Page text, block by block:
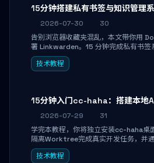
15分钟搭建私有书签与知识管理
2026-07-30
30
告别浏览器收藏夹混乱，本文带你用
署 Linkwarden。15 分钟完成私有书签
归档、高亮批注、分类管理与全文搜索
者打造个人知识库，资料统一归档，随
技术教程
15分钟入门cc-haha：搭建本地
2026-07-29
31
学完本教程，你将独立安装cc-haha桌
隔离Worktree完成真实开发任务，并
AI代码改写。告别终端黑盒操作，让AI
做审阅和决策。
技术教程